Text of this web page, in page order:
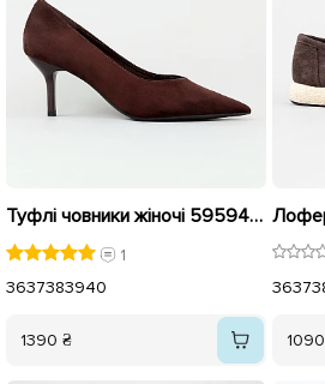
Туфлі човники жіночі 595944 Коричневі
1
3637383940
1390 ₴
3637